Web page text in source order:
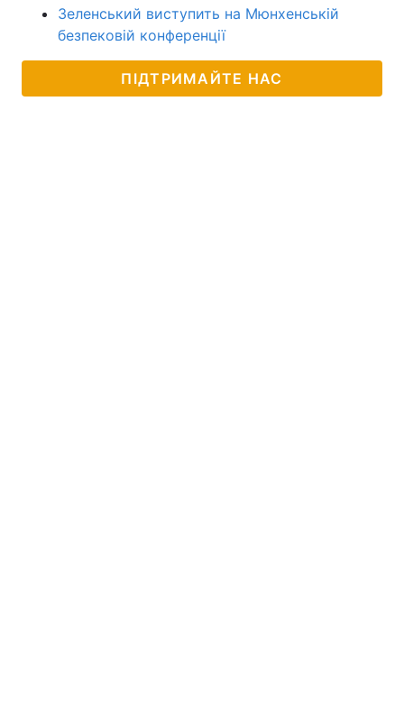
Зеленський виступить на Мюнхенській
безпековій конференції
ПІДТРИМАЙТЕ НАС